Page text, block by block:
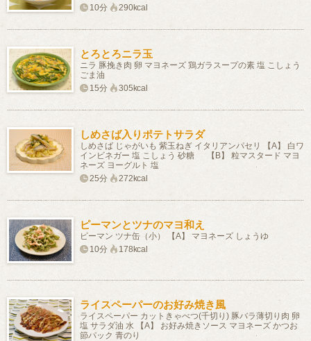
10分
290kcal
とろとろニラ玉
ニラ 豚挽き肉 卵 マヨネーズ 鶏ガラスープの素 塩 こしょう
ごま油
15分
305kcal
しめさば入りポテトサラダ
しめさば じゃがいも 紫玉ねぎ イタリアンパセリ 【A】 白ワ
インビネガー 塩 こしょう 砂糖 【B】 粒マスタード マヨ
ネーズ ヨーグルト 塩
25分
272kcal
ピーマンとツナのマヨ和え
ピーマン ツナ缶（小） 【A】 マヨネーズ しょうゆ
10分
178kcal
ライスペーパーのお好み焼き風
ライスペーパー カットきゃべつ(千切り) 豚バラ薄切り肉 卵
塩 サラダ油 水 【A】 お好み焼きソース マヨネーズ かつお
節パック 青のり